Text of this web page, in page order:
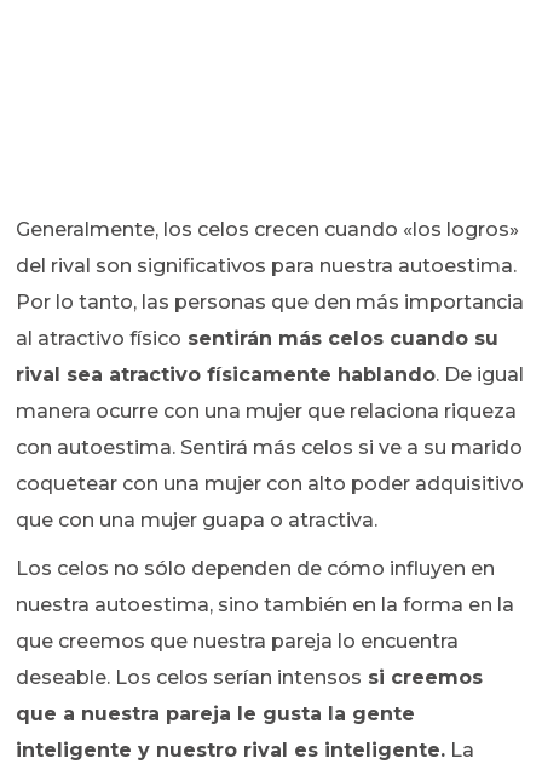
Generalmente, los celos crecen cuando «los logros»
del rival son significativos para nuestra autoestima.
Por lo tanto, las personas que den más importancia
al atractivo físico sentirán más celos cuando su
rival sea atractivo físicamente hablando. De igual
manera ocurre con una mujer que relaciona riqueza
con autoestima. Sentirá más celos si ve a su marido
coquetear con una mujer con alto poder adquisitivo
que con una mujer guapa o atractiva.
Los celos no sólo dependen de cómo influyen en
nuestra autoestima, sino también en la forma en la
que creemos que nuestra pareja lo encuentra
deseable. Los celos serían intensos si creemos
que a nuestra pareja le gusta la gente
inteligente y nuestro rival es inteligente. La